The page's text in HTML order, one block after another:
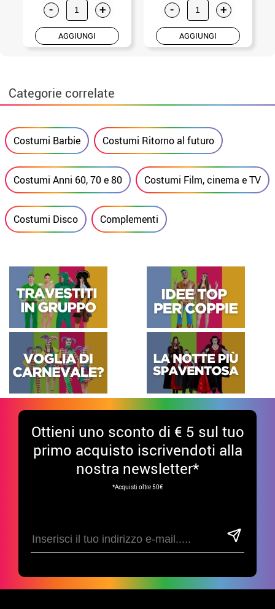
- +
AGGIUNGI
- +
AGGIUNGI
Categorie correlate
Costumi Barbie Costumi Ritorno al futuro
Costumi Anni 60, 70 e 80 Costumi Film, cinema e TV
Costumi Disco Complementi
Ottieni uno sconto di € 5 sul tuo
primo acquisto iscrivendoti alla
nostra newsletter*
*Acquisti oltre 50€